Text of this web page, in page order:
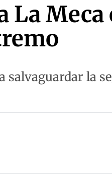
La Meca
salvaguardar la